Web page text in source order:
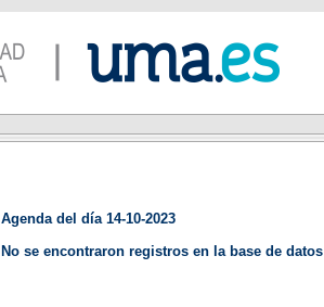
Agenda del día 14-10-2023
No se encontraron registros en la base de datos